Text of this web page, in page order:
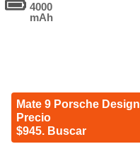
4000
mAh
Mate 9 Porsche Design
Precio
$945. Buscar